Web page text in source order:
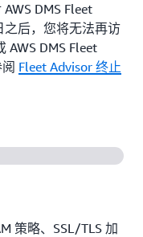
DMS Fleet
之后，您将无法再访
AWS DMS Fleet
Fleet Advisor 终止
策略、SSL/TLS 加